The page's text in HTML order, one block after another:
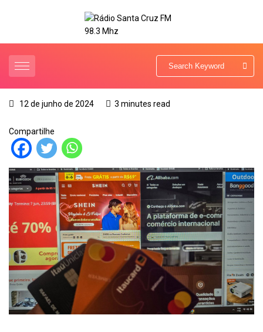
12 de junho de 2024 3 minutes read
Compartilhe